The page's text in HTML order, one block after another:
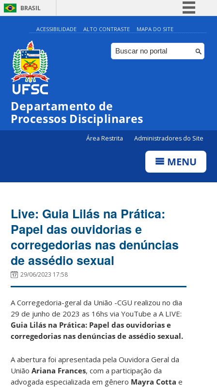
BRASIL
Simplifique!
Comunica BR
Participe
ACESSIBILIDADE ALTO CONTRASTE MAPA DO SITE
Departamento de
Processos Disciplinares
Área Restrita Administradores do Site
MENU
Live: Guia Lilás na Prática:
Papel das ouvidorias e
corregedorias nas denúncias
de assédio sexual
29/06/2023 17:58
A Corregedoria-geral da União -CGU realizou no dia
29 de junho de 2023 as 16hs via YouTube a A LIVE:
Guia Lilás na Prática: Papel das ouvidorias e
corregedorias nas denúncias de assédio sexual.
A abertura foi apresentada pela Ouvidora Geral da
UniãoAriana Frances, com a participação da
advogada especializada em gênero Mayra Cotta e